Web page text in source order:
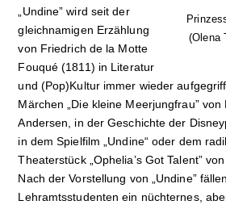
(Olena
„Undine” wird seit der
gleichnamigen Erzählung
von Friedrich de la Motte
Fouqué (1811) in Literatur
und (Pop)Kultur immer wieder
Märchen „Die kleine Meerjungfrau” von
Andersen, in der Geschichte der
in dem Spielfilm „Undine“ oder dem
Theaterstück „Ophelia’s Got Talent”
Nach der Vorstellung von „Undine”
Lehramtsstudenten ein nüchternes,